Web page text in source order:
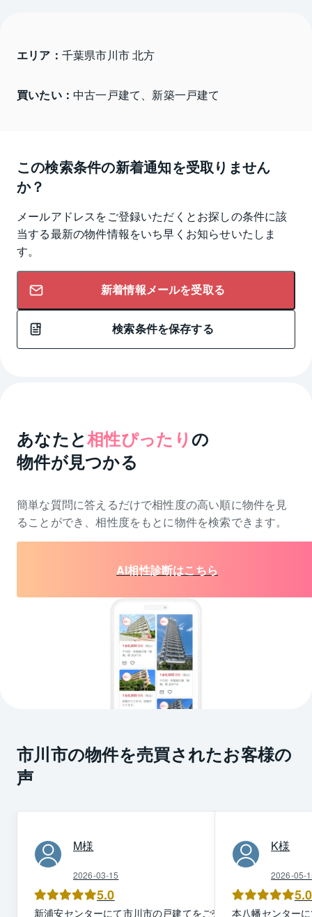
エリア： 千葉県市川市 北方
買いたい： 中古一戸建て、新築一戸建て
この検索条件の新着通知を受取りません
か？
メールアドレスをご登録いただくとお探しの条件に該
当する最新の物件情報をいち早くお知らせいたしま
す。
新着情報メールを受取る
検索条件を保存する
あなたと相性ぴったり の
物件が見つかる
簡単な質問に答えるだけで相性度の高い順に物件を 見
ることができ、相性度をもとに物件を検索できます。
AI相性診断はこちら
市川市の物件を売買されたお客様の
声
M様
2026-03-15
5.0
新浦安センターにて市川市の戸建てをご売却
K様
2026-05-
5.0
本八幡センター